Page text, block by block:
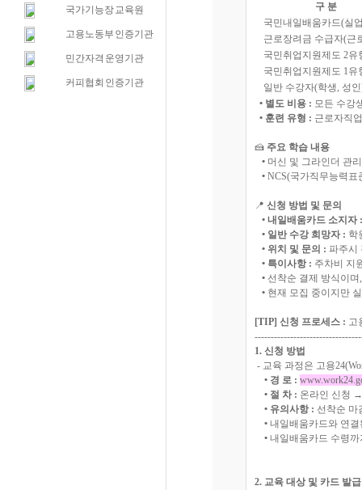
국가기능장 교육원
고용노동부 인증기관
민간자격 운영기관
커피협회 인증기관
구 분
국민내일배움카드(
근로장려금 수급자(
국민취업지원제도 2유
국민취업지원제도 1유
일반 수강자(학생, 성
• 별도 비용 : 모든 수강
• 훈련 유형 : 근로자직
🍰 주요 학습 내용
• 머신 및 그라인더 관
• NCS(국가직무능력표
📍 신청 방법 및 문의
• 내일배움카드 소지자 :
• 일반 수강 희망자 : 학
• 위치 및 문의 : 파주시
• 특이사항 : 주차비 지
• 선착순 결제 방식이
• 현재 모집 중이지만
[TIP] 신청 프로세스 : 고
1. 신청 방법
- 교육 과정은 고용
• 경 로 :
• 절 차 : 온라인 신청
• 유의사항 : 선착순 마
• 내일배움카드와 연
• 내일배움카드 수령
2. 교육 대상 및 카드 발급